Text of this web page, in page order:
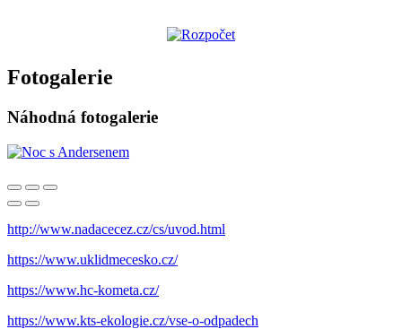
Fotogalerie
Náhodná fotogalerie
http://www.nadacecez.cz/cs/uvod.html
https://www.uklidmecesko.cz/
https://www.hc-kometa.cz/
https://www.kts-ekologie.cz/vse-o-odpadech